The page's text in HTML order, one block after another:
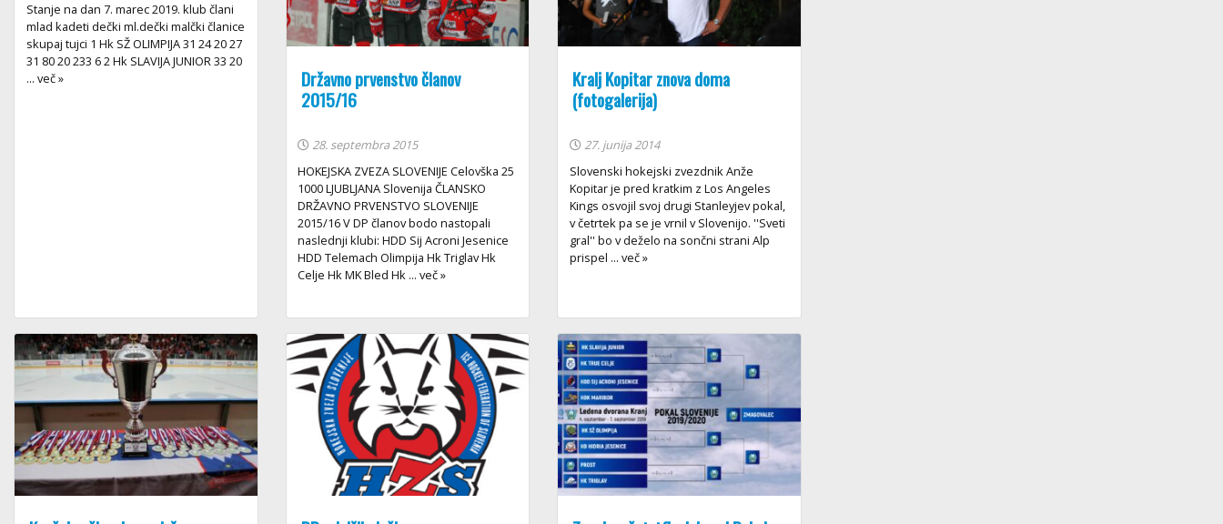
Stanje na dan 7. marec 2019. klub člani
mlad kadeti dečki ml.dečki malčki članice
skupaj tujci 1 Hk SŽ OLIMPIJA 31 24 20 27
31 80 20 233 6 2 Hk SLAVIJA JUNIOR 33 20
... več »
Državno prvenstvo članov
2015/16
28. septembra 2015
HOKEJSKA ZVEZA SLOVENIJE Celovška 25
1000 LJUBLJANA Slovenija ČLANSKO
DRŽAVNO PRVENSTVO SLOVENIJE
2015/16 V DP članov bodo nastopali
naslednji klubi: HDD Sij Acroni Jesenice
HDD Telemach Olimpija Hk Triglav Hk
Celje Hk MK Bled Hk ... več »
Kralj Kopitar znova doma
(fotogalerija)
27. junija 2014
Slovenski hokejski zvezdnik Anže
Kopitar je pred kratkim z Los Angeles
Kings osvojil svoj drugi Stanleyjev pokal,
v četrtek pa se je vrnil v Slovenijo. ''Sveti
gral'' bo v deželo na sončni strani Alp
prispel ... več »